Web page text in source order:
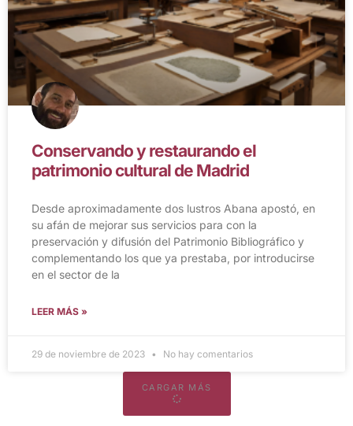
Conservando y restaurando el
patrimonio cultural de Madrid
Desde aproximadamente dos lustros Abana apostó, en
su afán de mejorar sus servicios para con la
preservación y difusión del Patrimonio Bibliográfico y
complementando los que ya prestaba, por introducirse
en el sector de la
LEER MÁS »
29 de noviembre de 2023 No hay comentarios
CARGAR MÁS